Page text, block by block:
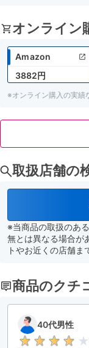
オンライン
Amazon
3882円
※オンライン購入の実績
取扱店舗の
※当商品の取扱のあ
無とは異なる場合が
トやお近くの店舗ま
商品のクチ
40代男性